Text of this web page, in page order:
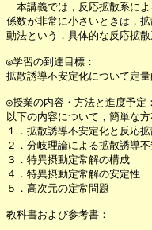
本講義では，反応拡散系によ
係数が非常に小さいときは，
動法という．具体的な反応拡
◎学習の到達目標：
拡散誘導不安定化について定
◎授業の内容・方法と進度予定：
以下の内容について，簡単な
１．拡散誘導不安定化と反応
２．分岐理論による拡散誘導
３．特異摂動定常解の構成
４．特異摂動定常解の安定性
５．高次元の定常問題
教科書および参考書：